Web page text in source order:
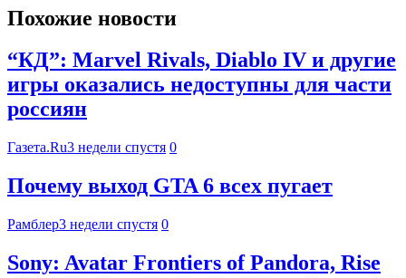
Похожие новости
“КД”: Marvel Rivals, Diablo IV и другие
игры оказались недоступны для части
россиян
Газета.Ru3 недели спустя 0
Почему выход GTA 6 всех пугает
Рамблер3 недели спустя 0
Sony: Avatar Frontiers of Pandora, Rise